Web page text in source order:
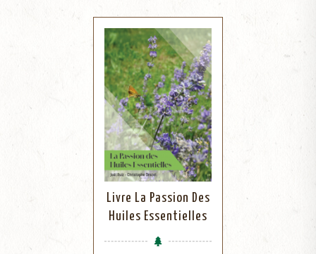
Livre La Passion Des
Huiles Essentielles